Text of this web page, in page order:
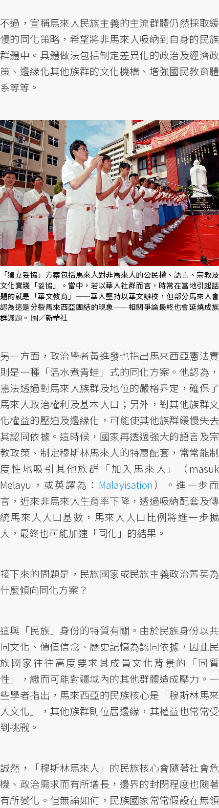
不過，宣稱馬來人民族主義的主流群體仍然採取緩
慢的同化策略，希望將非馬來人吸納到自身的民族
群體中。具體做法包括制定差異化的政治及經濟政
策、邊緣化其他族群的文化機構、增強國民教育體
系等等。
「獨立妥協」方案包括馬來人對非馬來人的公民權、語言、宗教及
文化實踐「妥協」。當中，若以華人社群而言，時常在當地引起話
題的就是「華文教育」——華人堅持以華文辦校，但部分馬來人會
認為這是分裂馬來西亞團結的現象——相關爭論最終也會延燒成族
群議題。 圖／新華社
另一方面，政治學者黃進發也指出馬來西亞憲法實
則是一種「溫水煮青蛙」式的同化方案。他認為，
憲法透過對馬來人族群及地位的嚴格界定，確保了
馬來人政治權利及基本人口；另外，對其他族群文
化權益的壓迫及邊緣化，可能使其他族群緩慢失去
其認同依據。這時候，國家再透過強大的語言及宗
教政策、制定穆斯林馬來人的特惠配套，常常能制
度性地吸引其他族群「加入馬來人」（masuk
Melayu，或英譯為： Malayisation）。進一步而
言，近來非馬來人生育率下降，透過吸納配套及傳
統馬來人人口基數，馬來人人口比例將進一步擴
大，最終也可能加速「同化」的結果。
接下來的問題是，民族國家或民族主義政治菁英為
什麼傾向同化方案？
這與「民族」身份的特質有關。由於民族身份以共
同文化、價值信念、歷史記憶為認同依據，因此民
族國家往往高度要求其成員文化背景的「同質
性」，繼而可能對疆域內的其他群體造成壓力。一
些學者指出，馬來西亞的民族核心是「穆斯林馬來
人文化」，其他族群則位居邊緣，其權益也常常受
到挑戰。
誠然，「穆斯林馬來人」的民族核心會隨著社會危
機、政治需求而有所增長，邊界的封閉程度也隨著
有所變化。但無論如何，民族國家常常假設在無領